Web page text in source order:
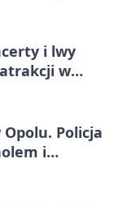
i lwy
w
Policja
i